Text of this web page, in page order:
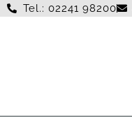
Tel.: 02241 98200